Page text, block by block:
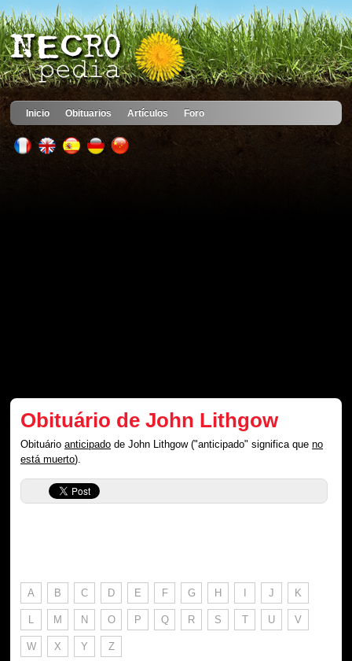
Inicio Obituarios Artículos Foro
Obituário de John Lithgow
Obituárioanticipado de John Lithgow ("anticipado" significa queno
está muerto).
A B C D E F G H I J K
L M N O P Q R S T U V
W X Y Z